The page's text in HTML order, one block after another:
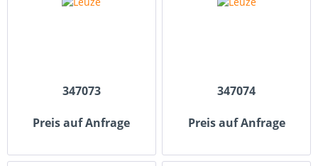
347073
Preis auf Anfrage
347074
Preis auf Anfrage